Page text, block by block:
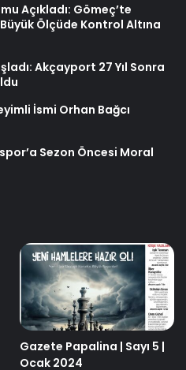
Açıkladı: Gömeç’te
Ölçüde Kontrol Altına
Akçayport 27 Yıl Sonra
İsmi Orhan Bağcı
Sezon Öncesi Moral
Gazete Papalina | Sayı 5 |
Ocak 2024